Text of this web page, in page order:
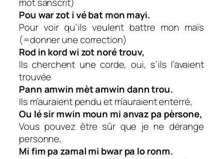
Pou war zot i vé bat mon mayi.
Pour voir qu’ils veulent battre mon maïs
(=donner une correction)
Rod in kord wi zot noré trouv,
Ils cherchent une corde, oui, s’ils l’avaient
trouvée
Pann amwin mèt amwin dann trou.
Ils m’auraient pendu et m’auraient enterré,
Ou lé sir mwin moun mi anvaz pa pèrsone,
Vous pouvez être sûr que je ne dérange
personne,
Mi fim pa zamal mi bwar pa lo ronm.